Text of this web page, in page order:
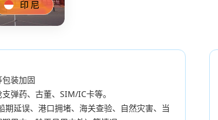
开发中即将上
装加固
弹药、古董、SIM/IC卡等。
延误、港口拥堵、海关查验、自然灾害、当